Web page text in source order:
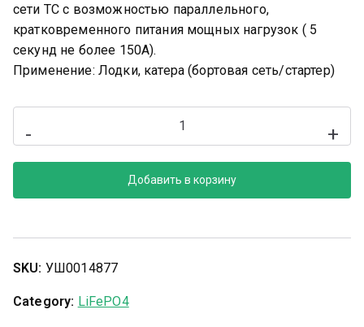
сети ТС с возможностью параллельного,
кратковременного питания мощных нагрузок ( 5
секунд не более 150А).
Применение: Лодки, катера (бортовая сеть/стартер)
- +
Добавить в корзину
SKU: УШ0014877
Category: LiFePO4